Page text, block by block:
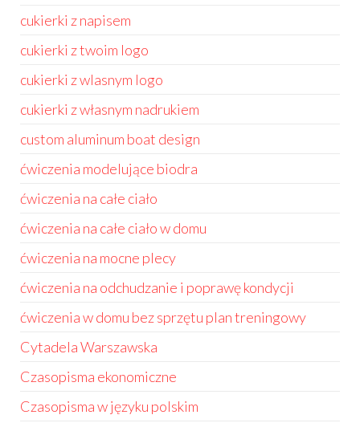
cukierki z napisem
cukierki z twoim logo
cukierki z wlasnym logo
cukierki z własnym nadrukiem
custom aluminum boat design
ćwiczenia modelujące biodra
ćwiczenia na całe ciało
ćwiczenia na całe ciało w domu
ćwiczenia na mocne plecy
ćwiczenia na odchudzanie i poprawę kondycji
ćwiczenia w domu bez sprzętu plan treningowy
Cytadela Warszawska
Czasopisma ekonomiczne
Czasopisma w języku polskim